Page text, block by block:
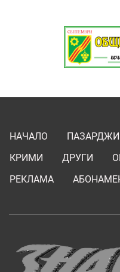
НАЧАЛО
КРИМИ
ДРУГИ
РЕКЛАМА